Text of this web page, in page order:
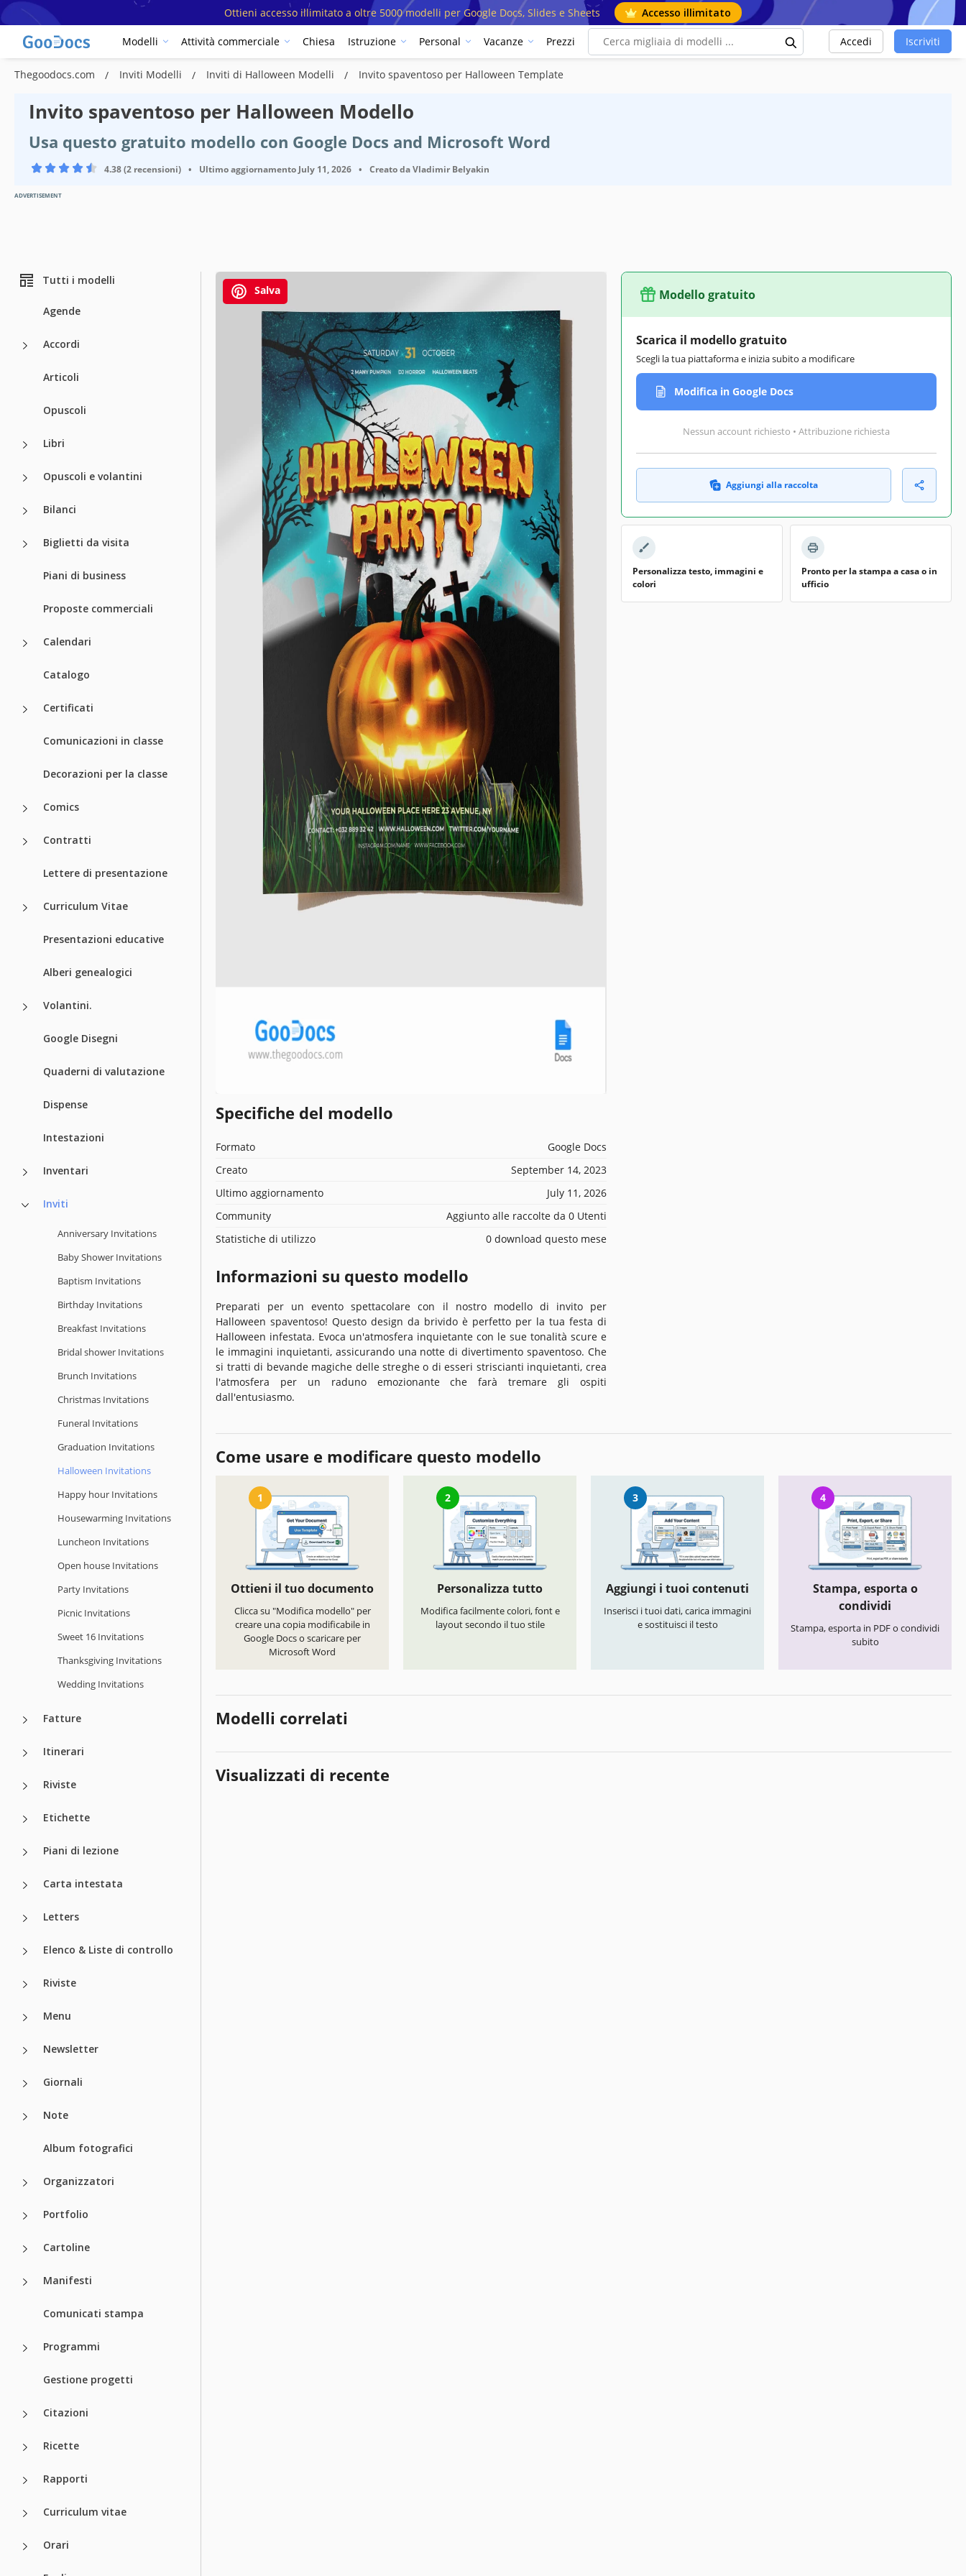
Ottieni accesso illimitato a oltre 5000 modelli per Google Docs, Slides e Sheets Accesso illimitato
Modelli Attività commerciale Chiesa Istruzione Personal Vacanze Prezzi Accedi Iscriviti
Thegoodocs.com Inviti Modelli Inviti di Halloween Modelli Invito spaventoso per Halloween Template
Invito spaventoso per Halloween Modello
Usa questo gratuito modello con Google Docs and Microsoft Word
4.38 (2 recensioni) • Ultimo aggiornamento July 11, 2026 • Creato daVladimir Belyakin
ADVERTISEMENT
Tutti i modelli
Agende
Accordi
Articoli
Opuscoli
Libri
Opuscoli e volantini
Bilanci
Biglietti da visita
Piani di business
Proposte commerciali
Calendari
Catalogo
Certificati
Comunicazioni in classe
Decorazioni per la classe
Comics
Contratti
Lettere di presentazione
Curriculum Vitae
Presentazioni educative
Alberi genealogici
Volantini.
Google Disegni
Quaderni di valutazione
Dispense
Intestazioni
Inventari
Inviti
Anniversary Invitations
Baby Shower Invitations
Baptism Invitations
Birthday Invitations
Breakfast Invitations
Bridal shower Invitations
Brunch Invitations
Christmas Invitations
Funeral Invitations
Graduation Invitations
Halloween Invitations
Happy hour Invitations
Housewarming Invitations
Luncheon Invitations
Open house Invitations
Party Invitations
Picnic Invitations
Sweet 16 Invitations
Thanksgiving Invitations
Wedding Invitations
Fatture
Itinerari
Riviste
Etichette
Piani di lezione
Carta intestata
Letters
Elenco & Liste di controllo
Riviste
Menu
Newsletter
Giornali
Note
Album fotografici
Organizzatori
Portfolio
Cartoline
Manifesti
Comunicati stampa
Programmi
Gestione progetti
Citazioni
Ricette
Rapporti
Curriculum vitae
Orari
Salva
Specifiche del modello
Formato
Google Docs
Creato
September 14, 2023
Ultimo aggiornamento
July 11, 2026
Community
Aggiunto alle raccolte da 0 Utenti
Statistiche di utilizzo
0 download questo mese
Informazioni su questo modello
Preparati per un evento spettacolare con il nostro modello di invito per
Halloween spaventoso! Questo design da brivido è perfetto per la tua festa di
Halloween infestata. Evoca un'atmosfera inquietante con le sue tonalità scure e
le immagini inquietanti, assicurando una notte di divertimento spaventoso. Che
si tratti di bevande magiche delle streghe o di esseri striscianti inquietanti, crea
l'atmosfera per un raduno emozionante che farà tremare gli ospiti
dall'entusiasmo.
Modello gratuito
Scarica il modello gratuito
Scegli la tua piattaforma e inizia subito a modificare
Modifica in Google Docs
Nessun account richiesto • Attribuzione richiesta
Aggiungi alla raccolta
Personalizza testo, immagini e
colori
Pronto per la stampa a casa o in
ufficio
Come usare e modificare questo modello
1
Ottieni il tuo documento
Clicca su "Modifica modello" per
creare una copia modificabile in
Google Docs o scaricare per
Microsoft Word
2
Personalizza tutto
Modifica facilmente colori, font e
layout secondo il tuo stile
3
Aggiungi i tuoi contenuti
Inserisci i tuoi dati, carica immagini
e sostituisci il testo
4
Stampa, esporta o
condividi
Stampa, esporta in PDF o condividi
subito
Modelli correlati
Visualizzati di recente